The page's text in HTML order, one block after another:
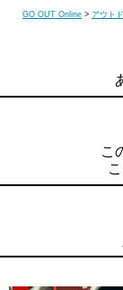
GO OUT Online > アウト
こ